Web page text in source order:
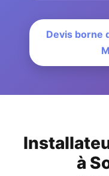
Devis borne
à